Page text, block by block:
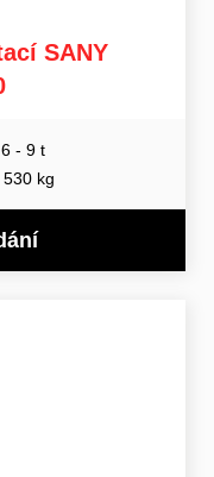
SANY
6 - 9 t
530 kg